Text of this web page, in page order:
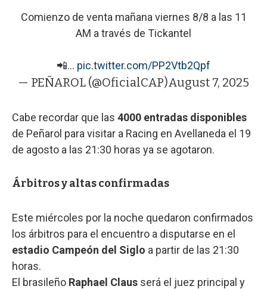
Comienzo de venta mañana viernes 8/8 a las 11
AM a través de Tickantel
📲… pic.twitter.com/PP2Vtb2Qpf
— PEÑAROL (@OficialCAP)August 7, 2025
Cabe recordar que las 4000 entradas disponibles
de Peñarol para visitar a Racing en Avellaneda el 19
de agosto a las 21:30 horas ya se agotaron.
Árbitros y altas confirmadas
Este miércoles por la noche quedaron confirmados
los árbitros para el encuentro a disputarse en el
estadio Campeón del Siglo a partir de las 21:30
horas.
El brasileño Raphael Claus será el juez principal y